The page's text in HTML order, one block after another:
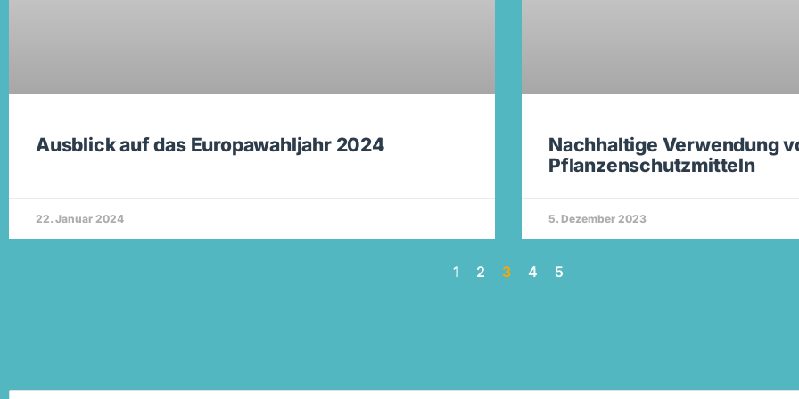
Ausblick auf das Europawahljahr 2024
22. Januar 2024
Nachhaltige Verwendung
Pflanzenschutzmitteln
5. Dezember 2023
1 2 3 4 5